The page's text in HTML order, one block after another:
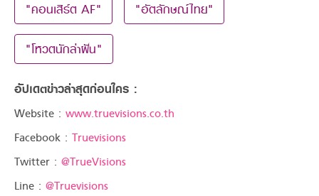
"คอนเสิร์ต AF" "อัตลักษณ์ไทย"
"โหวตนักล่าฝัน"
อัปเดตข่าวล่าสุดก่อนใคร :
Website : www.truevisions.co.th
Facebook : Truevisions
Twitter : @TrueVisions
Line : @Truevisions